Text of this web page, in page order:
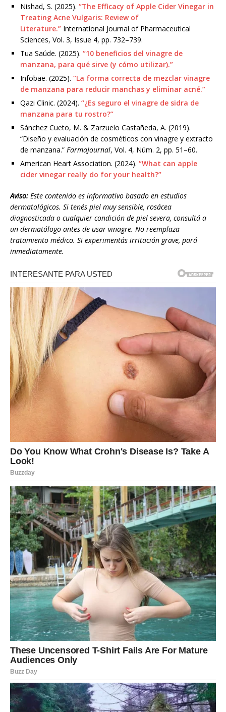
Nishad, S. (2025). “The Efficacy of Apple Cider Vinegar in
Treating Acne Vulgaris: Review of
Literature.” International Journal of Pharmaceutical
Sciences, Vol. 3, Issue 4, pp. 732–739.
Tua Saúde. (2025). “10 beneficios del vinagre de
manzana, para qué sirve (y cómo utilizar).”
Infobae. (2025). “La forma correcta de mezclar vinagre
de manzana para reducir manchas y eliminar acné.”
Qazi Clinic. (2024). “¿Es seguro el vinagre de sidra de
manzana para tu rostro?”
Sánchez Cueto, M. & Zarzuelo Castañeda, A. (2019).
“Diseño y evaluación de cosméticos con vinagre y extracto
de manzana.” FarmaJournal, Vol. 4, Núm. 2, pp. 51–60.
American Heart Association. (2024). “What can apple
cider vinegar really do for your health?”
Aviso: Este contenido es informativo basado en estudios
dermatológicos. Si tenés piel muy sensible, rosácea
diagnosticada o cualquier condición de piel severa, consultá a
un dermatólogo antes de usar vinagre. No reemplaza
tratamiento médico. Si experimentás irritación grave, pará
inmediatamente.